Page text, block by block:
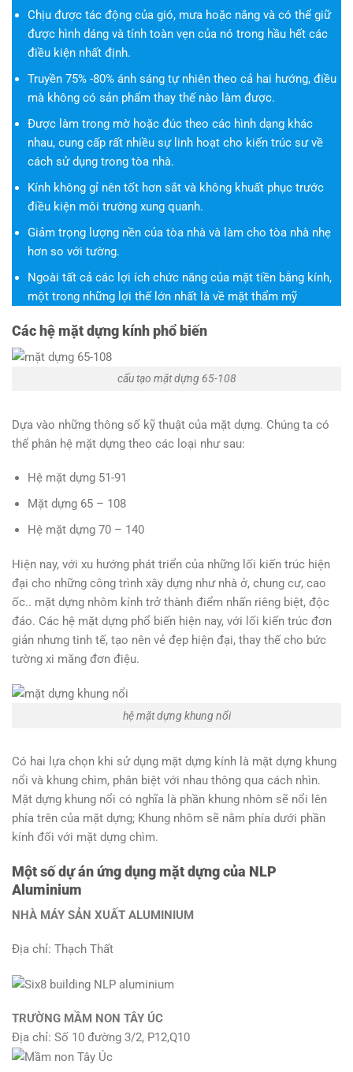
Chịu được tác động của gió, mưa hoặc nắng và có thể giữ
được hình dáng và tính toàn vẹn của nó trong hầu hết các
điều kiện nhất định.
Truyền 75% -80% ánh sáng tự nhiên theo cả hai hướng, điều
mà không có sản phẩm thay thế nào làm được.
Được làm trong mờ hoặc đúc theo các hình dạng khác
nhau, cung cấp rất nhiều sự linh hoạt cho kiến ​​trúc sư về
cách sử dụng trong tòa nhà.
Kính không gỉ nên tốt hơn sắt và không khuất phục trước
điều kiện môi trường xung quanh.
Giảm trọng lượng nền của tòa nhà và làm cho tòa nhà nhẹ
hơn so với tường.
Ngoài tất cả các lợi ích chức năng của mặt tiền bằng kính,
một trong những lợi thế lớn nhất là về mặt thẩm mỹ
Các hệ mặt dựng kính phổ biến
cấu tạo mặt dựng 65-108
Dựa vào những thông số kỹ thuật của mặt dựng. Chúng ta có
thể phân hệ mặt dựng theo các loại như sau:
Hệ mặt dựng 51-91
Mặt dựng 65 – 108
Hệ mặt dựng 70 – 140
Hiện nay, với xu hướng phát triển của những lối kiến trúc hiện
đại cho những công trình xây dựng như nhà ở, chung cư, cao
ốc.. mặt dựng nhôm kính trở thành điểm nhấn riêng biệt, độc
đáo. Các hệ mặt dựng phổ biến hiện nay, với lối kiến trúc đơn
giản nhưng tinh tế, tạo nên vẻ đẹp hiện đại, thay thế cho bức
tường xi măng đơn điệu.
hệ mặt dựng khung nổi
Có hai lựa chọn khi sử dụng mặt dựng kính là mặt dựng khung
nổi và khung chìm, phân biệt với nhau thông qua cách nhìn.
Mặt dựng khung nổi có nghĩa là phần khung nhôm sẽ nổi lên
phía trên của mặt dựng; Khung nhôm sẽ nằm phía dưới phần
kính đối với mặt dựng chìm.
Một số dự án ứng dụng mặt dựng của NLP
Aluminium
NHÀ MÁY SẢN XUẤT ALUMINIUM
Địa chỉ: Thạch Thất
TRƯỜNG MẦM NON TÂY ÚC
Địa chỉ: Số 10 đường 3/2, P12,Q10